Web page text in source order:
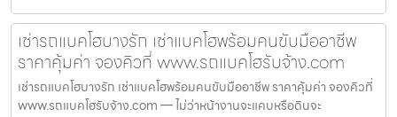
เช่ารถแบคโฮบางรัก เช่าแบคโฮพร้อมคนขับมืออาชีพ
ราคาคุ้มค่า จองคิวที่ www.รถแบคโฮรับจ้าง.com
เช่ารถแบคโฮบางรัก เช่าแบคโฮพร้อมคนขับมืออาชีพ ราคาคุ้มค่า จองคิวที่
www.รถแบคโฮรับจ้าง.com — ไม่ว่าหน้างานจะแคบหรือดินจะ